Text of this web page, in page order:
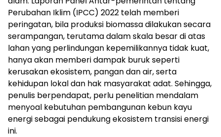
Perubahan Iklim (IPCC) 2022 telah memberi
peringatan, bila produksi biomassa dilakukan secara
serampangan, terutama dalam skala besar di atas
lahan yang perlindungan kepemilikannya tidak kuat,
hanya akan memberi dampak buruk seperti
kerusakan ekosistem, pangan dan air, serta
kehidupan lokal dan hak masyarakat adat. Sehingga,
penulis berpendapat, perlu penelitian mendalam
menyoal kebutuhan pembangunan kebun kayu
energi sebagai pendukung ekosistem transisi energi
ini.